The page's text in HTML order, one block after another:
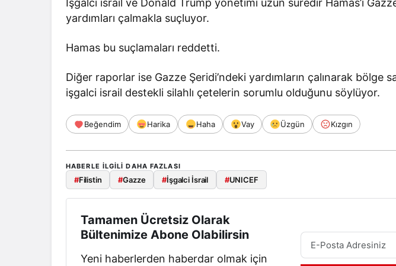
yardımları çalmakla suçluyor.
Hamas bu suçlamaları reddetti.
Diğer raporlar ise Gazze Şeridi’ndeki yardımların çalınarak bölge
işgalci israil destekli silahlı çetelerin sorumlu olduğunu söylüyor.
Beğendim Harika Haha Vay Üzgün Kızgın
HABERLE ILGILI DAHA FAZLASI
#Filistin #Gazze #İşgalci İsrail #UNICEF
Tamamen Ücretsiz Olarak
Bültenimize Abone Olabilirsin
Yeni haberlerden haberdar olmak için